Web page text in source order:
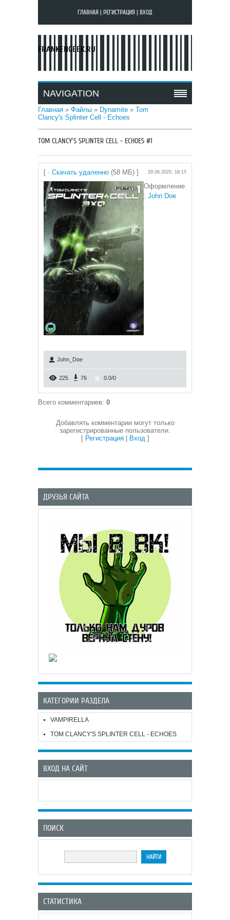
ГЛАВНАЯ РЕГИСТРАЦИЯ ВХОД
FRANKENGEEK.RU
NAVIGATION
Главная » Файлы » Dynamite » Tom
Clancy's Splinter Cell - Echoes
TOM CLANCY'S SPLINTER CELL - ECHOES #1
[ · Скачать удаленно (58 МБ) ] 29.06.2025, 18:15
Оформление
: John Doe
John_Doe
225 76 0.0/0
Всего комментариев: 0
Добавлять комментарии могут только
зарегистрированные пользователи.
[ Регистрация| Вход]
ДРУЗЬЯ САЙТА
КАТЕГОРИИ РАЗДЕЛА
VAMPIRELLA
TOM CLANCY'S SPLINTER CELL - ECHOES
ВХОД НА САЙТ
ПОИСК
СТАТИСТИКА